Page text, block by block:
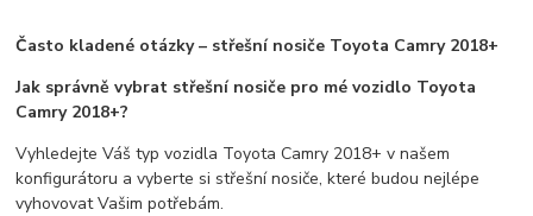
Často kladené otázky – střešní nosiče Toyota Camry 2018+
Jak správně vybrat střešní nosiče pro mé vozidlo Toyota
Camry 2018+?
Vyhledejte Váš typ vozidla Toyota Camry 2018+ v našem
konfigurátoru a vyberte si střešní nosiče, které budou nejlépe
vyhovovat Vašim potřebám.